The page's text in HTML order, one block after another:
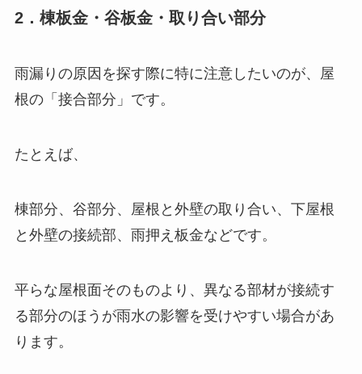
2．棟板金・谷板金・取り合い部分
雨漏りの原因を探す際に特に注意したいのが、屋
根の「接合部分」です。
たとえば、
棟部分、谷部分、屋根と外壁の取り合い、下屋根
と外壁の接続部、雨押え板金などです。
平らな屋根面そのものより、異なる部材が接続す
る部分のほうが雨水の影響を受けやすい場合があ
ります。